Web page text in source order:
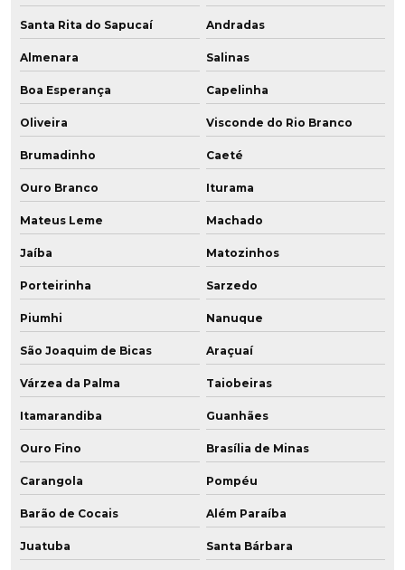
Santa Rita do Sapucaí Andradas
Almenara Salinas
Boa Esperança Capelinha
Oliveira Visconde do Rio Branco
Brumadinho Caeté
Ouro Branco Iturama
Mateus Leme Machado
Jaíba Matozinhos
Porteirinha Sarzedo
Piumhi Nanuque
São Joaquim de Bicas Araçuaí
Várzea da Palma Taiobeiras
Itamarandiba Guanhães
Ouro Fino Brasília de Minas
Carangola Pompéu
Barão de Cocais Além Paraíba
Juatuba Santa Bárbara